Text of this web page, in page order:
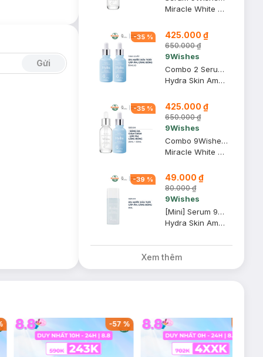
Gửi
Miracle White Ampule Serum
-35 % 425.000 ₫
650.000 ₫
9Wishes
Combo 2 Serum 9Wishes Dưỡng Ẩm & Làm Căng Bóng Da 30ml
Hydra Skin Ampule Serum
-35 % 425.000 ₫
650.000 ₫
9Wishes
Combo 9Wishes Serum Dưỡng Sáng, Giảm Thâm + Serum Dưỡng Ẩm Căng Bóng Da 25ml+30ml
Miracle White Ampule Serum + Hydra Skin Ampule Serum
-39 % 49.000 ₫
80.000 ₫
9Wishes
[Mini] Serum 9Wishes Dưỡng Ẩm Căng Bóng Da 8ml
Hydra Skin Ampule Serum
Xem thêm
-57 %